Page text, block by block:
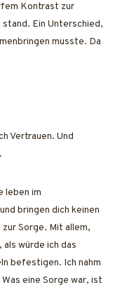
Kontrast zur
stand. Ein Unterschied,
musste. Da
Vertrauen. Und
leben im
bringen dich keinen
Sorge. Mit allem,
würde ich das
befestigen. Ich nahm
eine Sorge war, ist